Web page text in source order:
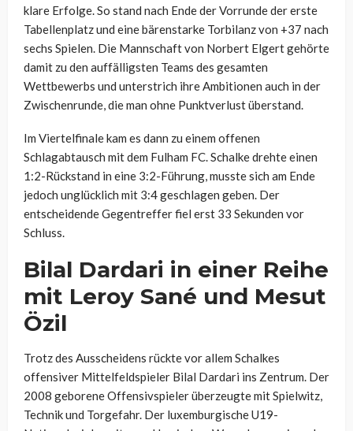
klare Erfolge. So stand nach Ende der Vorrunde der erste
Tabellenplatz und eine bärenstarke Torbilanz von +37 nach
sechs Spielen. Die Mannschaft von Norbert Elgert gehörte
damit zu den auffälligsten Teams des gesamten
Wettbewerbs und unterstrich ihre Ambitionen auch in der
Zwischenrunde, die man ohne Punktverlust überstand.
Im Viertelfinale kam es dann zu einem offenen
Schlagabtausch mit dem Fulham FC. Schalke drehte einen
1:2-Rückstand in eine 3:2-Führung, musste sich am Ende
jedoch unglücklich mit 3:4 geschlagen geben. Der
entscheidende Gegentreffer fiel erst 33 Sekunden vor
Schluss.
Bilal Dardari in einer Reihe
mit Leroy Sané und Mesut
Özil
Trotz des Ausscheidens rückte vor allem Schalkes
offensiver Mittelfeldspieler Bilal Dardari ins Zentrum. Der
2008 geborene Offensivspieler überzeugte mit Spielwitz,
Technik und Torgefahr. Der luxemburgische U19-